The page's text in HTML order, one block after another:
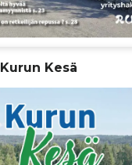
Kurun Kesä